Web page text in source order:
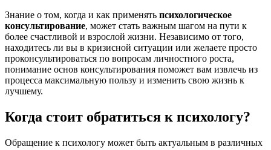
Знание о том, когда и как применять психологическое
консультирование, может стать важным шагом на пути к
более счастливой и взрослой жизни. Независимо от того,
находитесь ли вы в кризисной ситуации или желаете просто
проконсультироваться по вопросам личностного роста,
понимание основ консультирования поможет вам извлечь из
процесса максимальную пользу и изменить свою жизнь к
лучшему.
Когда стоит обратиться к психологу?
Обращение к психологу может быть актуальным в различных